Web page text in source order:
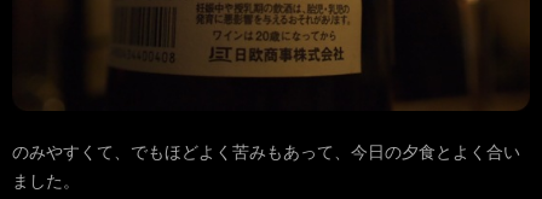
のみやすくて、でもほどよく苦みもあって、今日の夕食とよく合い
ました。